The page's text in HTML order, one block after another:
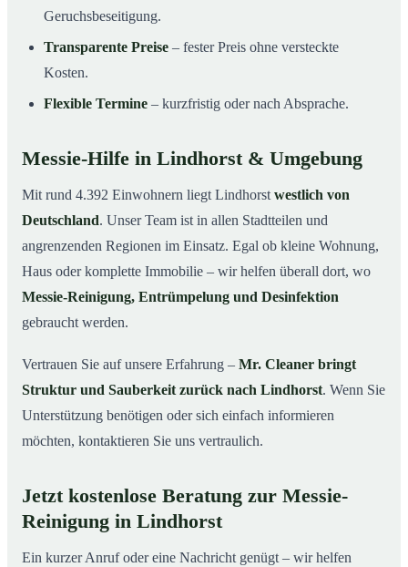
Geruchsbeseitigung.
Transparente Preise – fester Preis ohne versteckte
Kosten.
Flexible Termine – kurzfristig oder nach Absprache.
Messie-Hilfe in Lindhorst & Umgebung
Mit rund 4.392 Einwohnern liegt Lindhorst westlich von
Deutschland. Unser Team ist in allen Stadtteilen und
angrenzenden Regionen im Einsatz. Egal ob kleine Wohnung,
Haus oder komplette Immobilie – wir helfen überall dort, wo
Messie-Reinigung, Entrümpelung und Desinfektion
gebraucht werden.
Vertrauen Sie auf unsere Erfahrung – Mr. Cleaner bringt
Struktur und Sauberkeit zurück nach Lindhorst. Wenn Sie
Unterstützung benötigen oder sich einfach informieren
möchten, kontaktieren Sie uns vertraulich.
Jetzt kostenlose Beratung zur Messie-
Reinigung in Lindhorst
Ein kurzer Anruf oder eine Nachricht genügt – wir helfen